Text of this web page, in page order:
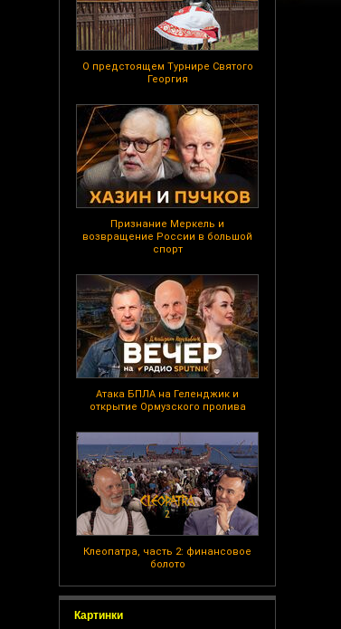
О предстоящем Турнире Святого
Георгия
Признание Меркель и
возвращение России в большой
спорт
Атака БПЛА на Геленджик и
открытие Ормузского пролива
Клеопатра, часть 2: финансовое
болото
Картинки